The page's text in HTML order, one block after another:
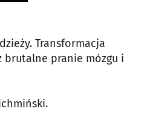
Transformacja
brutalne pranie mózgu i